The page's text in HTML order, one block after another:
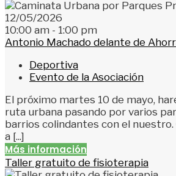
12/05/2026
10:00 am - 1:00 pm
Antonio Machado delante de
Deportiva
Evento de la Asociación
El próximo martes 10 de mayo,
ruta urbana pasando por varios
barrios colindantes con el
a [...]
Más información
Taller gratuito de fisioterapia